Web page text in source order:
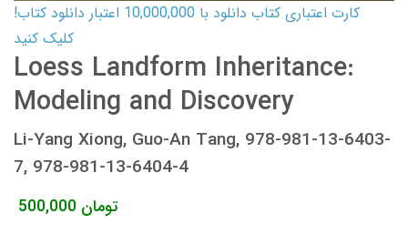
کارت اعتباری کتاب دانلود با 10,000,000 اعتبار دانلود کتاب!
کلیک کنید
Loess Landform Inheritance:
Modeling and Discovery
Li-Yang Xiong, Guo-An Tang, 978-981-13-6403-
7, 978-981-13-6404-4
500,000 تومان